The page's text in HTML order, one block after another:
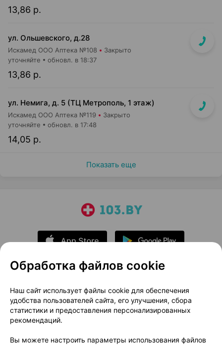
13,86 р.
ул. Ольшевского, д.28
Искамед ООО Аптека №108 Закрыто
13,86 р.
уточняйте обновл. в 18:37
ул. Немига, д. 5 (ТЦ Метрополь, 1 этаж)
Искамед ООО Аптека №119 Закрыто
14,05 р.
уточняйте обновл. в 17:48
Показать еще
О проекте
Новости проекта
Размещение рекламы
Медицинский маркетинг
Публичный договор
Доставка
Обработка файлов cookie
Наш сайт использует файлы cookie для обеспечения
удобства пользователей сайта, его улучшения, сбора
статистики и предоставления персонализированных
рекомендаций.
Вы можете настроить параметры использования файлов